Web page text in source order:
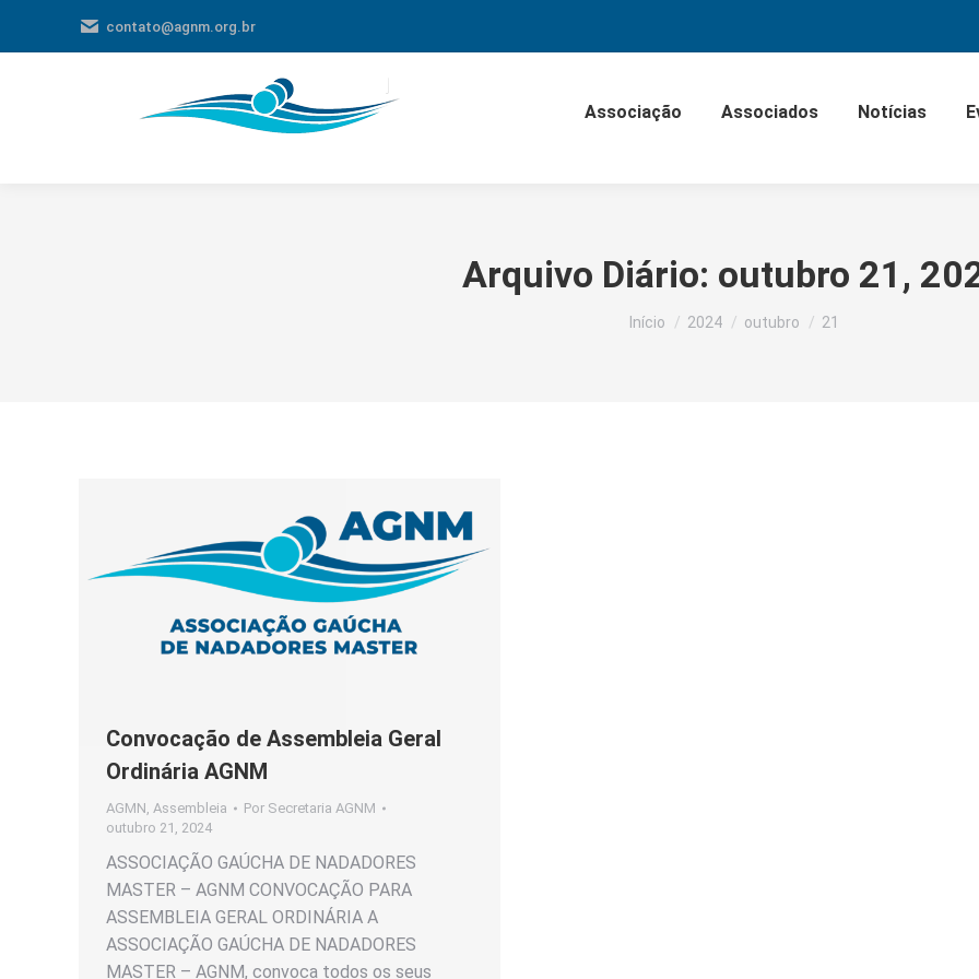
contato@agnm.org.br
Associação Associados Notícias
Arquivo Diário: outubro 21,
Você está aqui:
Início 2024 outubro 21
Convocação de Assembleia Geral
Ordinária AGNM
AGMN Assembleia Por Secretaria AGNM
outubro 21, 2024
ASSOCIAÇÃO GAÚCHA DE NADADORES
MASTER – AGNM CONVOCAÇÃO PARA
ASSEMBLEIA GERAL ORDINÁRIA A
ASSOCIAÇÃO GAÚCHA DE NADADORES
MASTER – AGNM, convoca todos os seus